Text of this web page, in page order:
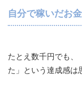
自分で稼いだお
たとえ数千円でも、
た」という達成感は